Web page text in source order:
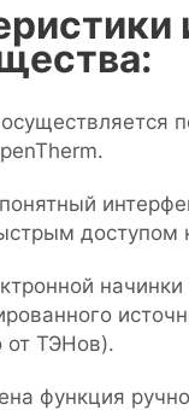
доступом
начинки
от ТЭНов).
функция